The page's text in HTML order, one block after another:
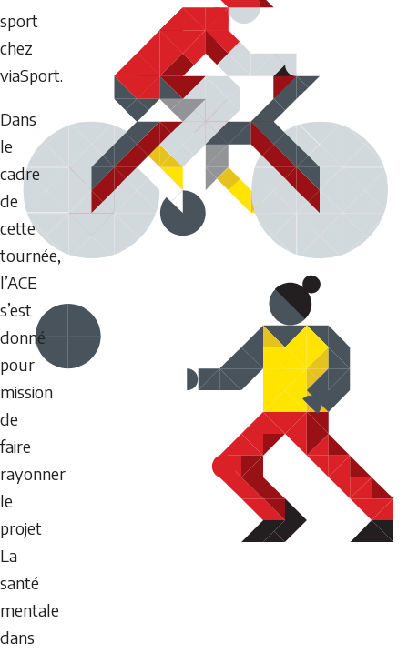
sport
chez
viaSport.
Dans
le
cadre
de
cette
tournée,
l’ACE
s’est
donné
pour
mission
de
faire
rayonner
le
projet
La
santé
mentale
dans